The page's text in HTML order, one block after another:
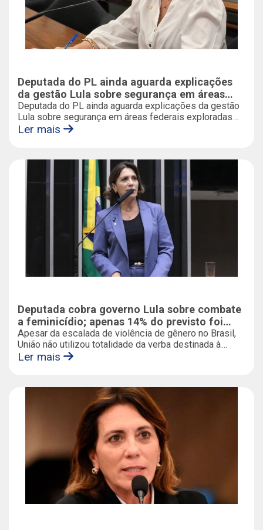
Deputada do PL ainda aguarda explicações
da gestão Lula sobre segurança em áreas
federais exploradas para esporte de aventura
Deputada do PL ainda aguarda explicações da gestão
Lula sobre segurança em áreas federais exploradas
para esporte de aventura
Ler mais
Deputada cobra governo Lula sobre combate
a feminicídio; apenas 14% do previsto foi
aplicado em 2024
Apesar da escalada de violência de gênero no Brasil,
União não utilizou totalidade da verba destinada à
prevenção; Rosana Valle (PL-SP) também pede
Ler mais